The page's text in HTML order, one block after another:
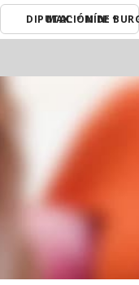
MAX: º MÍN: º